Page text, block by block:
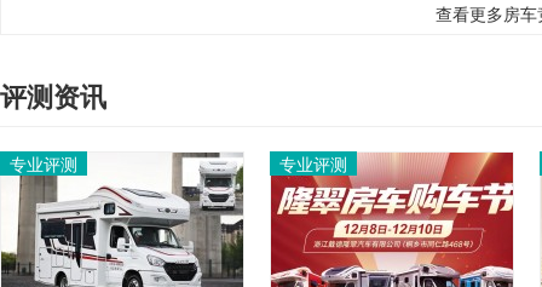
查看更多房
评测资讯
专业评测 专业评测